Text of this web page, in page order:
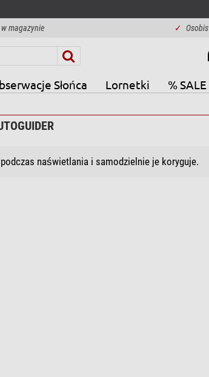
magazynie ✓
Słońca Lornetki %
naświetlania i samodzielnie je koryguje.